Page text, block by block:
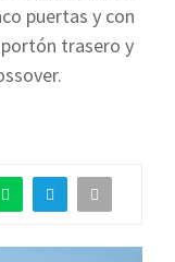
puertas y con
trasero y